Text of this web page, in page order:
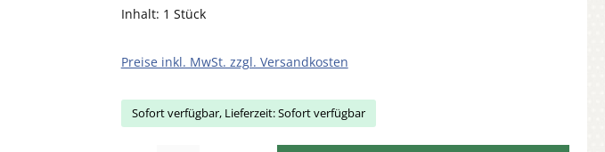
Inhalt: 1 Stück
Preise inkl. MwSt. zzgl. Versandkosten
Sofort verfügbar, Lieferzeit: Sofort verfügbar